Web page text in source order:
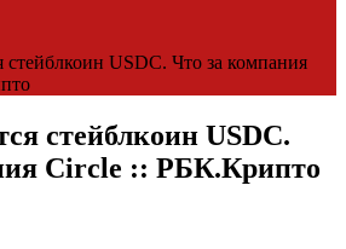
стейблкоин USDC. Что за компания
стейблкоин USDC.
Circle :: РБК.Крипто